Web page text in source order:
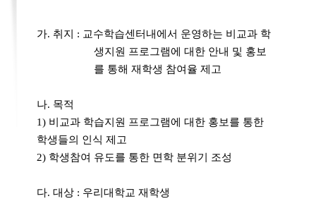
가. 취지 : 교수학습센터내에서 운영하는 비교과 학
생지원 프로그램에 대한 안내 및 홍보
를 통해 재학생 참여율 제고
나. 목적
1) 비교과 학습지원 프로그램에 대한 홍보를 통한
학생들의 인식 제고
2) 학생참여 유도를 통한 면학 분위기 조성
다.대상 : 우리대학교 재학생